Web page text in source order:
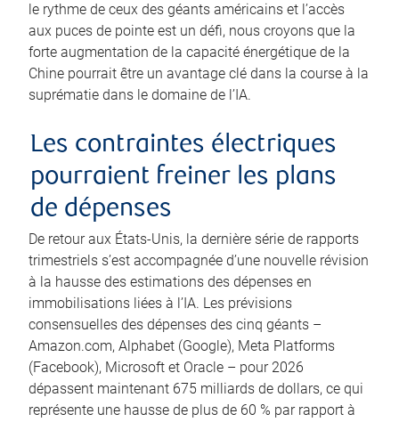
le rythme de ceux des géants américains et l’accès
aux puces de pointe est un défi, nous croyons que la
forte augmentation de la capacité énergétique de la
Chine pourrait être un avantage clé dans la course à la
suprématie dans le domaine de l’IA.
Les contraintes électriques
pourraient freiner les plans
de dépenses
De retour aux États-Unis, la dernière série de rapports
trimestriels s’est accompagnée d’une nouvelle révision
à la hausse des estimations des dépenses en
immobilisations liées à l’IA. Les prévisions
consensuelles des dépenses des cinq géants –
Amazon.com, Alphabet (Google), Meta Platforms
(Facebook), Microsoft et Oracle – pour 2026
dépassent maintenant 675 milliards de dollars, ce qui
représente une hausse de plus de 60 % par rapport à